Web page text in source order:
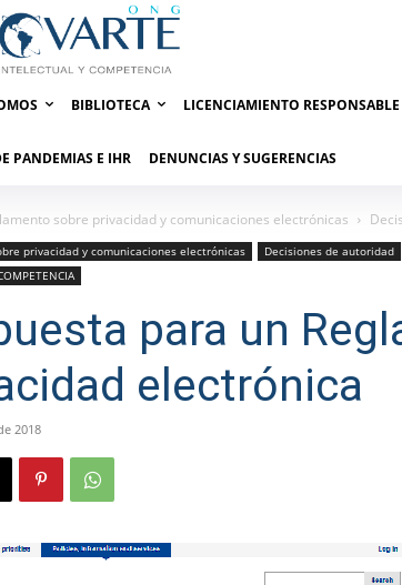
BIBLIOTECA LICENCIAMIENTO RESPONSABLE
PANDEMIAS E IHR DENUNCIAS Y SUGERENCIAS
sobre privacidad y comunicaciones electrónicas
privacidad y comunicaciones electrónicas Decisiones de autoridad
para un
electrónica
2018